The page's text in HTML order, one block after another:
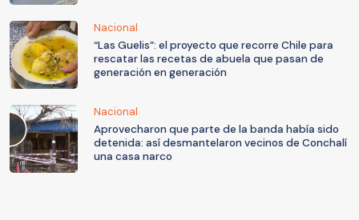
Nacional
“Las Guelis”: el proyecto que recorre Chile para
rescatar las recetas de abuela que pasan de
generación en generación
Nacional
Aprovecharon que parte de la banda había sido
detenida: así desmantelaron vecinos de Conchalí
una casa narco